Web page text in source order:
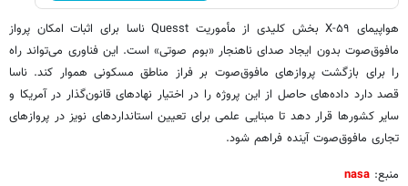
هواپیمای X-۵۹ بخش کلیدی از مأموریت Quesst ناسا برای اثبات امکان پرواز
مافوق‌صوت بدون ایجاد صدای ناهنجار «بوم صوتی» است. این فناوری می‌تواند راه
را برای بازگشت پروازهای مافوق‌صوت بر فراز مناطق مسکونی هموار کند. ناسا
قصد دارد داده‌های حاصل از این پروژه را در اختیار نهادهای قانون‌گذار در آمریکا و
سایر کشورها قرار دهد تا مبنایی علمی برای تعیین استانداردهای نویز در پروازهای
تجاری مافوق‌صوت آینده فراهم شود.
منبع: nasa